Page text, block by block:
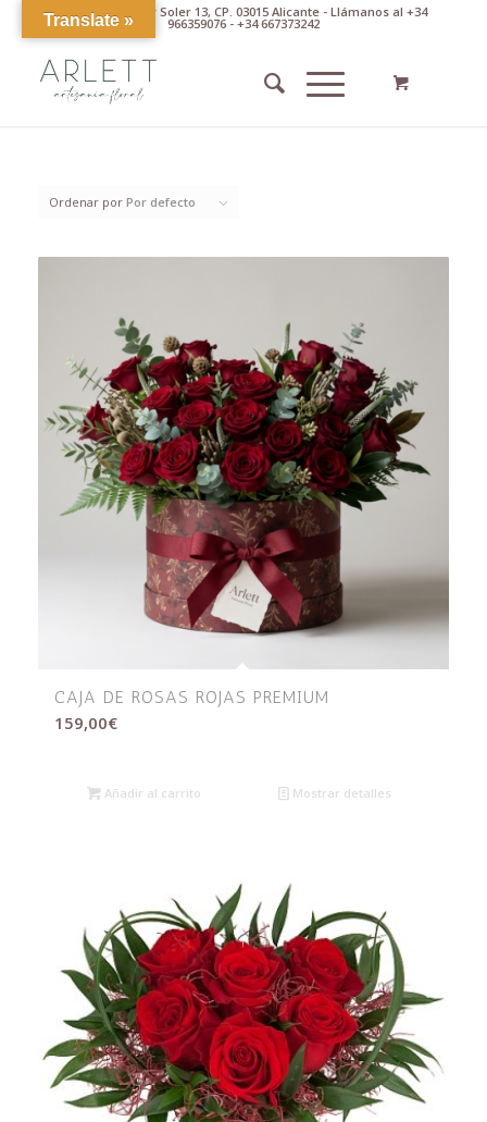
Av. Pintor Xavier Soler 13, CP. 03015 Alicante - Llámanos al +34
966359076 - +34 667373242
Ordenar por Por defecto
CAJA DE ROSAS ROJAS PREMIUM
159,00€
Añadir al carrito Mostrar detalles
Translate »